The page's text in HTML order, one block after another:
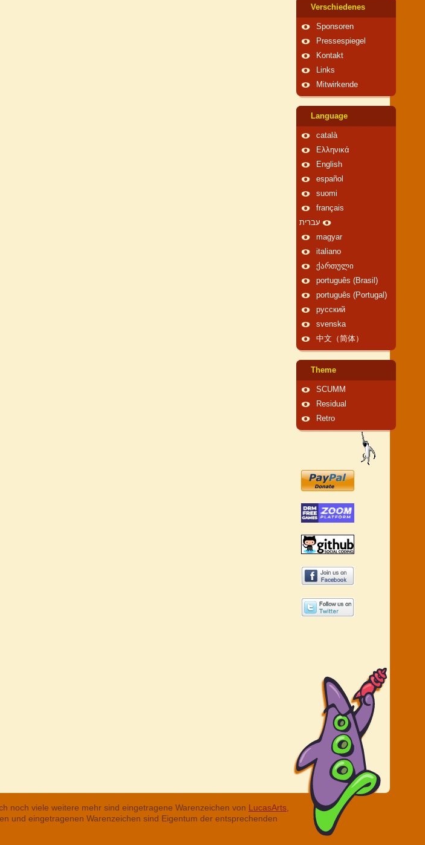
Verschiedenes
Sponsoren
Pressespiegel
Kontakt
Links
Mitwirkende
Language
català
Ελληνικά
English
español
suomi
français
עברית
magyar
italiano
ქართული
português (Brasil)
português (Portugal)
русский
svenska
中文（简体）
Theme
SCUMM
Residual
Retro
noch viele weitere mehr sind eingetragene Warenzeichen von LucasArts,
und eingetragenen Warenzeichen sind Eigentum der entsprechenden